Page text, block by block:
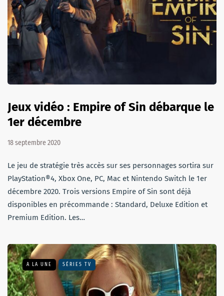
Jeux vidéo : Empire of Sin débarque le
1er décembre
18 septembre 2020
Le jeu de stratégie très accès sur ses personnages sortira sur
PlayStation®4, Xbox One, PC, Mac et Nintendo Switch le 1er
décembre 2020. Trois versions Empire of Sin sont déjà
disponibles en précommande : Standard, Deluxe Edition et
Premium Edition. Les…
A LA UNE SÉRIES TV